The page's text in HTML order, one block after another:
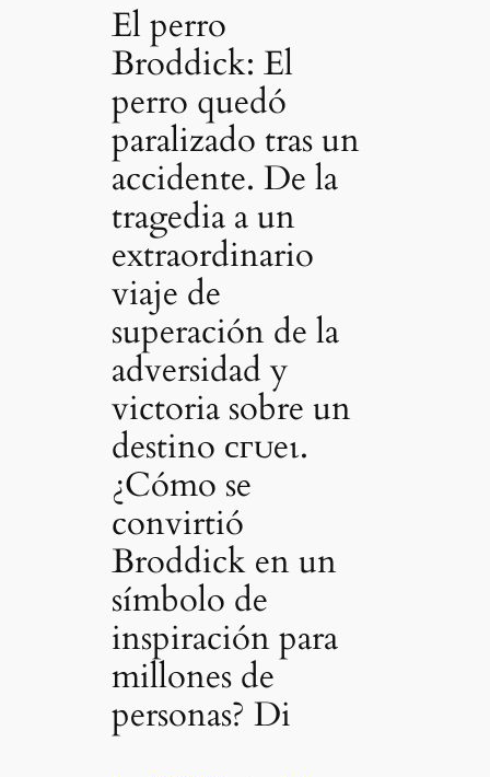
El perro
Broddick: El
perro quedó
paralizado tras un
accidente. De la
tragedia a un
extraordinario
viaje de
superación de la
adversidad y
victoria sobre un
destino сгᴜeɩ.
¿Cómo se
convirtió
Broddick en un
símbolo de
inspiración para
millones de
personas? Di